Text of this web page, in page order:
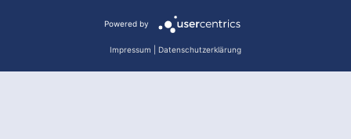
Powered by
Impressum Datenschutzerklärung